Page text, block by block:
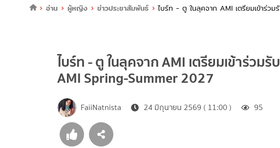
อ่าน ผู้หญิง ข่าวประชาสัมพันธ์ ไบร์ท - ตู ในลุคจาก AMI เตรียมเข้าร่ว
ไบร์ท - ตู ในลุคจาก AMI เตรียมเข้าร่วม
AMI Spring-Summer 2027
FaiiNatnista 24 มิถุนายน 2569 ( 11:00 ) 95